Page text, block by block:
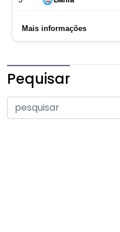
Pequisar